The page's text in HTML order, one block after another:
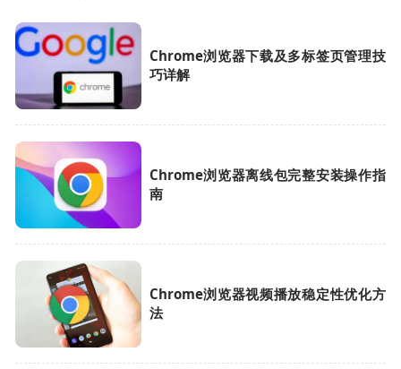
Chrome浏览器下载及多标签页管理技
巧详解
Chrome浏览器离线包完整安装操作指
南
Chrome浏览器视频播放稳定性优化方
法